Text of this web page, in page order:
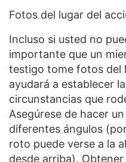
Fotos del lugar del
Incluso si usted no
importante que un
testigo tome fotos del
ayudará a establecer
circunstancias que
Asegúrese de hacer
diferentes ángulos
roto puede verse a la
desde arriba).